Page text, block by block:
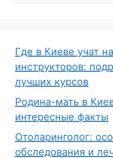
Где в Киеве учат
инструкторов:
лучших курсов
Родина-мать в
интересные факты
Отоларинголог:
обследования и